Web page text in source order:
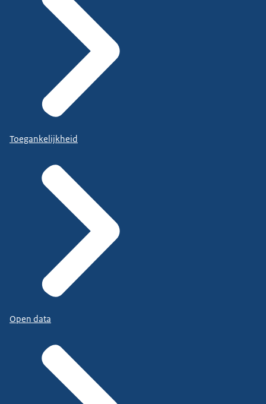
Toegankelijkheid
Open data